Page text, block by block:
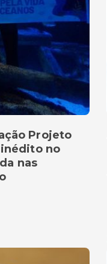
Projeto
no
nas